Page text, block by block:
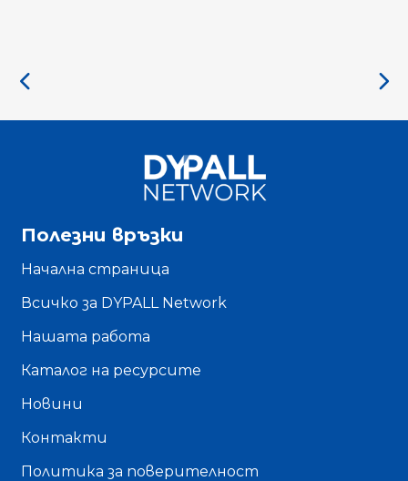
Полезни връзки
Начална страница
Всичко за DYPALL Network
Нашата работа
Каталог на ресурсите
Новини
Контакти
Политика за поверителност